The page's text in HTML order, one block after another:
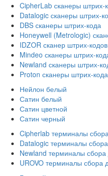
CipherLab сканеры штрих-
Datalogic сканеры штрих-
DBS сканеры штрих-кода
Honeywell (Metrologic)
IDZOR сканер штрих-кодов
Mindeo сканеры штрих-
Newland сканеры штрих-
Proton сканеры штрих-кода
Нейлон белый
Сатин белый
Сатин цветной
Сатин черный
Cipherlab терминалы
Datalogic терминалы
Newland терминалы
UROVO терминалы сбора